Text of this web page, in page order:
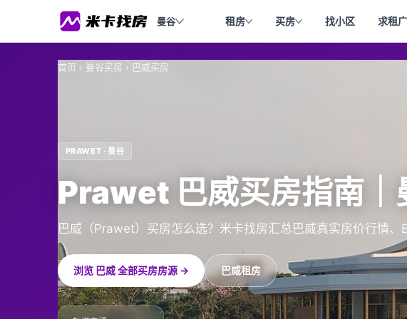
曼谷 租房 买房 找小区 求租
首页 › 曼谷买房 › 巴威买房
PRAWET · 曼谷
Prawet 巴威买房指南
巴威（Prawet）买房怎么选？米卡找房汇总巴威真实房价行情
浏览 巴威 全部买房房源 → 巴威租房